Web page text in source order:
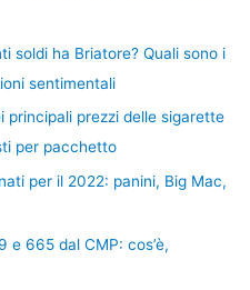
soldi ha Briatore? Quali sono i
sentimentali
principali prezzi delle sigarette
per pacchetto
per il 2022: panini, Big Mac,
e 665 dal CMP: cos’è,